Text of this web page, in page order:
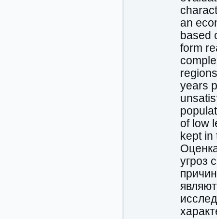
an
based
form
years
of low
kept
угроз